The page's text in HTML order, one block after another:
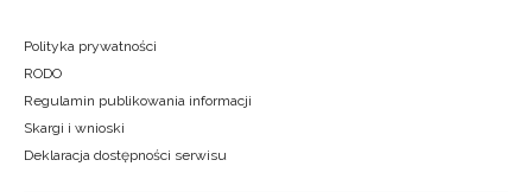
Polityka prywatności
RODO
Regulamin publikowania informacji
Skargi i wnioski
Deklaracja dostępności serwisu